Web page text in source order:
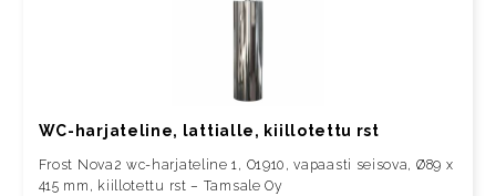
WC-harjateline, lattialle, kiillotettu rst
Frost Nova2 wc-harjateline 1, O1910, vapaasti seisova, Ø89 x
415 mm, kiillotettu rst – Tamsale Oy